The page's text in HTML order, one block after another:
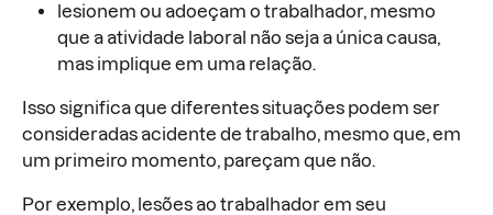
lesionem ou adoeçam o trabalhador, mesmo
que a atividade laboral não seja a única causa,
mas implique em uma relação.
Isso significa que diferentes situações podem ser
consideradas acidente de trabalho, mesmo que, em
um primeiro momento, pareçam que não.
Por exemplo, lesões ao trabalhador em seu